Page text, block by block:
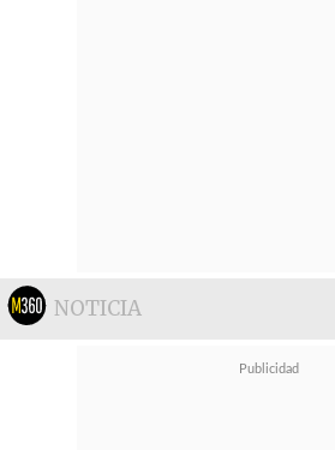
NOTICIA